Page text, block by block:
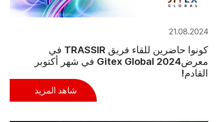
21.08.2024
كونوا حاضرين للقاء فريق TRASSIR في
معرضGitex Global 2024 في شهر أكتوبر
القادم!
شاهد المزيد